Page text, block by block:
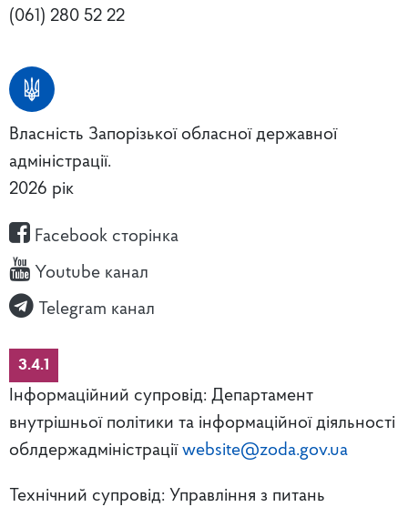
(061) 280 52 22
Власність Запорізької обласної державної
адміністрації.
2026 рік
Facebook сторінка
Youtube канал
Telegram канал
3.4.1
Інформаційний супровід: Департамент
внутрішньої політики та інформаційної діяльності
облдержадміністрації website@zoda.gov.ua
Технічний супровід: Управління з питань